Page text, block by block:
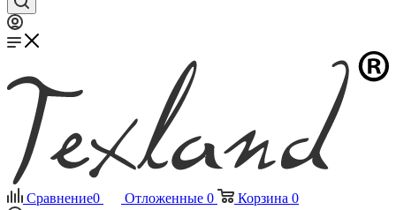
Сравнение0 Отложенные 0 Корзина 0